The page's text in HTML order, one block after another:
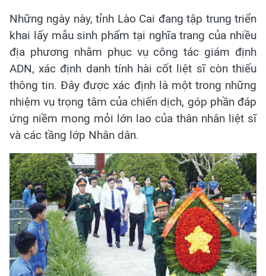
Những ngày này, tỉnh Lào Cai đang tập trung triển
khai lấy mẫu sinh phẩm tại nghĩa trang của nhiều
địa phương nhằm phục vụ công tác giám định
ADN, xác định danh tính hài cốt liệt sĩ còn thiếu
thông tin. Đây được xác định là một trong những
nhiệm vụ trọng tâm của chiến dịch, góp phần đáp
ứng niềm mong mỏi lớn lao của thân nhân liệt sĩ
và các tầng lớp Nhân dân.